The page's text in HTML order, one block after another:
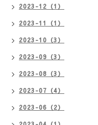
2023-12（1）
2023-11（1）
2023-10（3）
2023-09（3）
2023-08（3）
2023-07（4）
2023-06（2）